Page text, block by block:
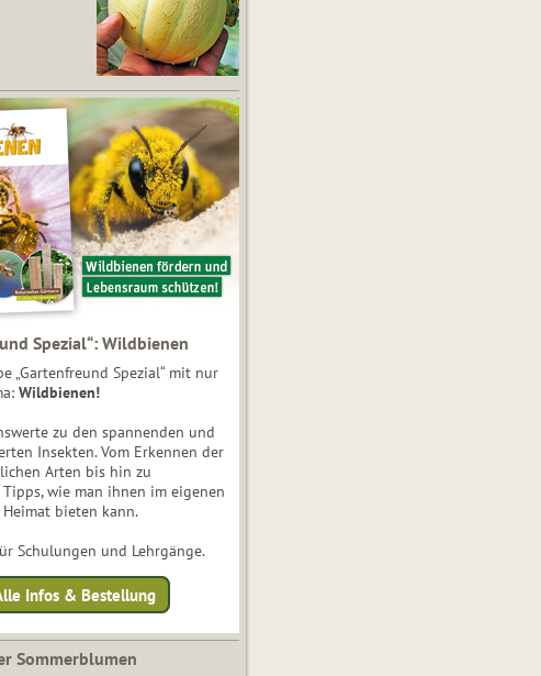
Spezial“: Wildbienen
„Gartenfreund Spezial“ mit nur
Wildbienen!
zu den spannenden und
Insekten. Vom Erkennen der
Arten bis hin zu
wie man ihnen im eigenen
bieten kann.
Schulungen und Lehrgänge.
Infos & Bestellung
Sommerblumen